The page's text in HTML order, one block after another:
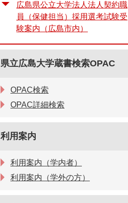
広島県公立大学法人法人契約職
員（保健担当）採用選考試験受
験案内（広島市内）
県立広島大学蔵書検索OPAC
OPAC検索
OPAC詳細検索
利用案内
利用案内（学内者）
利用案内（学外の方）